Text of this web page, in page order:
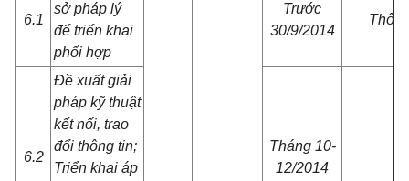
6.1
sở pháp lý
để triển khai
phối hợp
Trước
30/9/2014
6.2
Đề xuất giải
pháp kỹ thuật
kết nối, trao
đổi thông tin;
Triển khai áp
Tháng 10-
12/2014